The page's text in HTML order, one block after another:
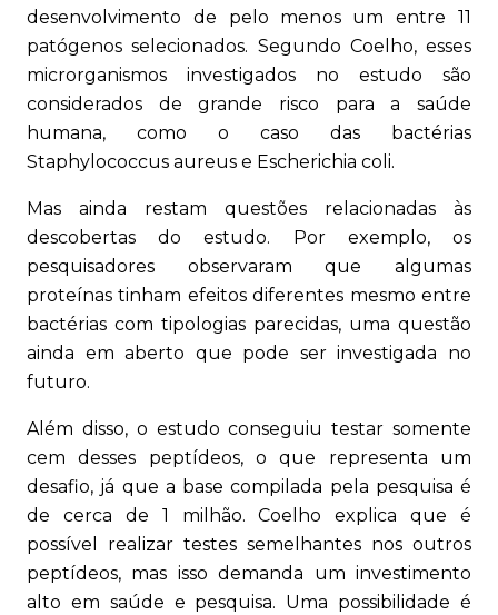
desenvolvimento de pelo menos um entre 11
patógenos selecionados. Segundo Coelho, esses
microrganismos investigados no estudo são
considerados de grande risco para a saúde
humana, como o caso das bactérias
Staphylococcus aureus e Escherichia coli.
Mas ainda restam questões relacionadas às
descobertas do estudo. Por exemplo, os
pesquisadores observaram que algumas
proteínas tinham efeitos diferentes mesmo entre
bactérias com tipologias parecidas, uma questão
ainda em aberto que pode ser investigada no
futuro.
Além disso, o estudo conseguiu testar somente
cem desses peptídeos, o que representa um
desafio, já que a base compilada pela pesquisa é
de cerca de 1 milhão. Coelho explica que é
possível realizar testes semelhantes nos outros
peptídeos, mas isso demanda um investimento
alto em saúde e pesquisa. Uma possibilidade é